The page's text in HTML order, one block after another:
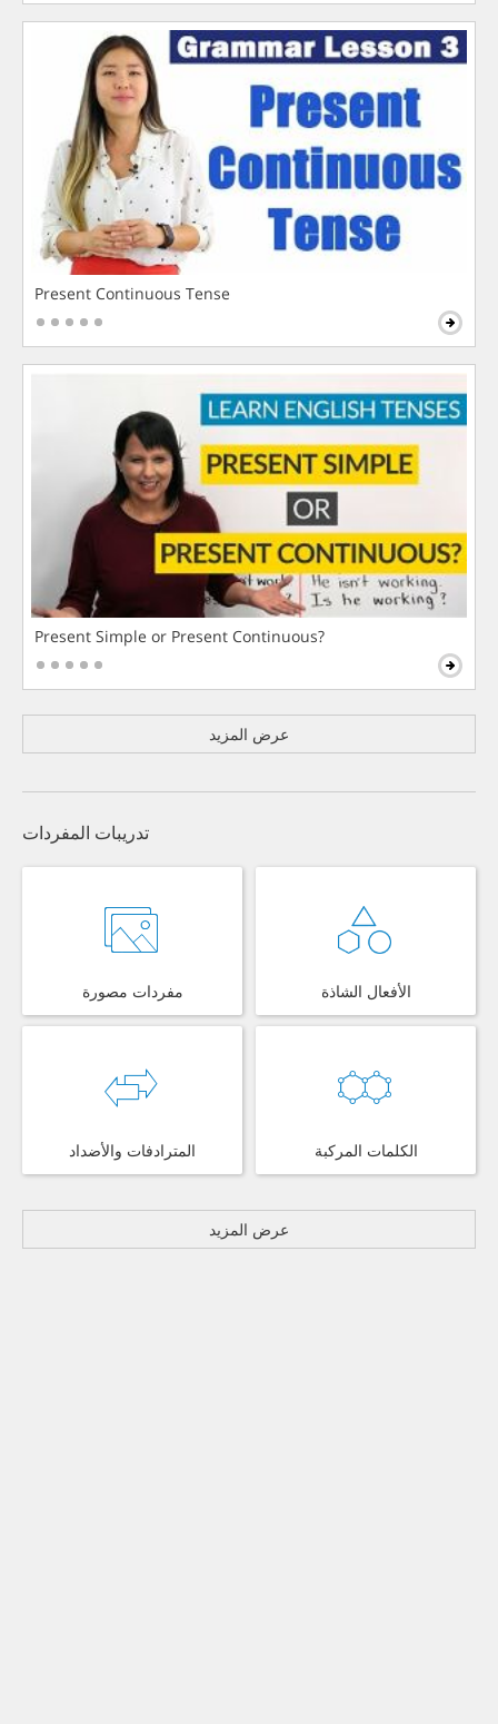
Present Continuous Tense
Present Simple or Present Continuous?
عرض المزيد
تدريبات المفردات
مفردات مصورة الأفعال الشاذة
المترادفات والأضداد الكلمات المركبة
عرض المزيد